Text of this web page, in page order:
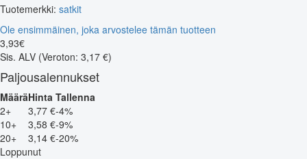
Tuotemerkki: satkit
Ole ensimmäinen, joka arvostelee tämän tuotteen
3,93€
Sis. ALV (Veroton: 3,17 €)
Paljousalennukset
MääräHinta Tallenna
2+
3,77 €-4%
10+
3,58 €-9%
20+
3,14 €-20%
Loppunut